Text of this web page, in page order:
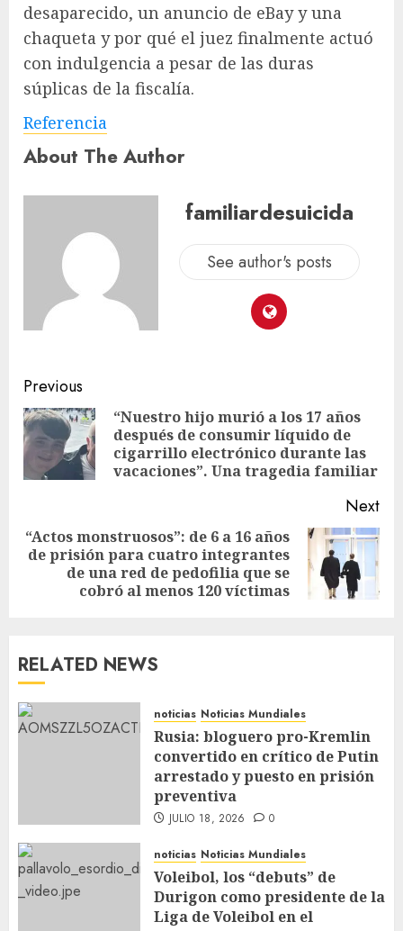
desaparecido, un anuncio de eBay y una
chaqueta y por qué el juez finalmente actuó
con indulgencia a pesar de las duras
súplicas de la fiscalía.
Referencia
About The Author
familiardesuicida
See author's posts
Previous
“Nuestro hijo murió a los 17 años
después de consumir líquido de
cigarrillo electrónico durante las
vacaciones”. Una tragedia familiar
Next
“Actos monstruosos”: de 6 a 16 años
de prisión para cuatro integrantes
de una red de pedofilia que se
cobró al menos 120 víctimas
RELATED NEWS
noticias Noticias Mundiales
Rusia: bloguero pro-Kremlin
convertido en crítico de Putin
arrestado y puesto en prisión
preventiva
JULIO 18, 2026 0
noticias Noticias Mundiales
Voleibol, los “debuts” de
Durigon como presidente de la
Liga de Voleibol en el